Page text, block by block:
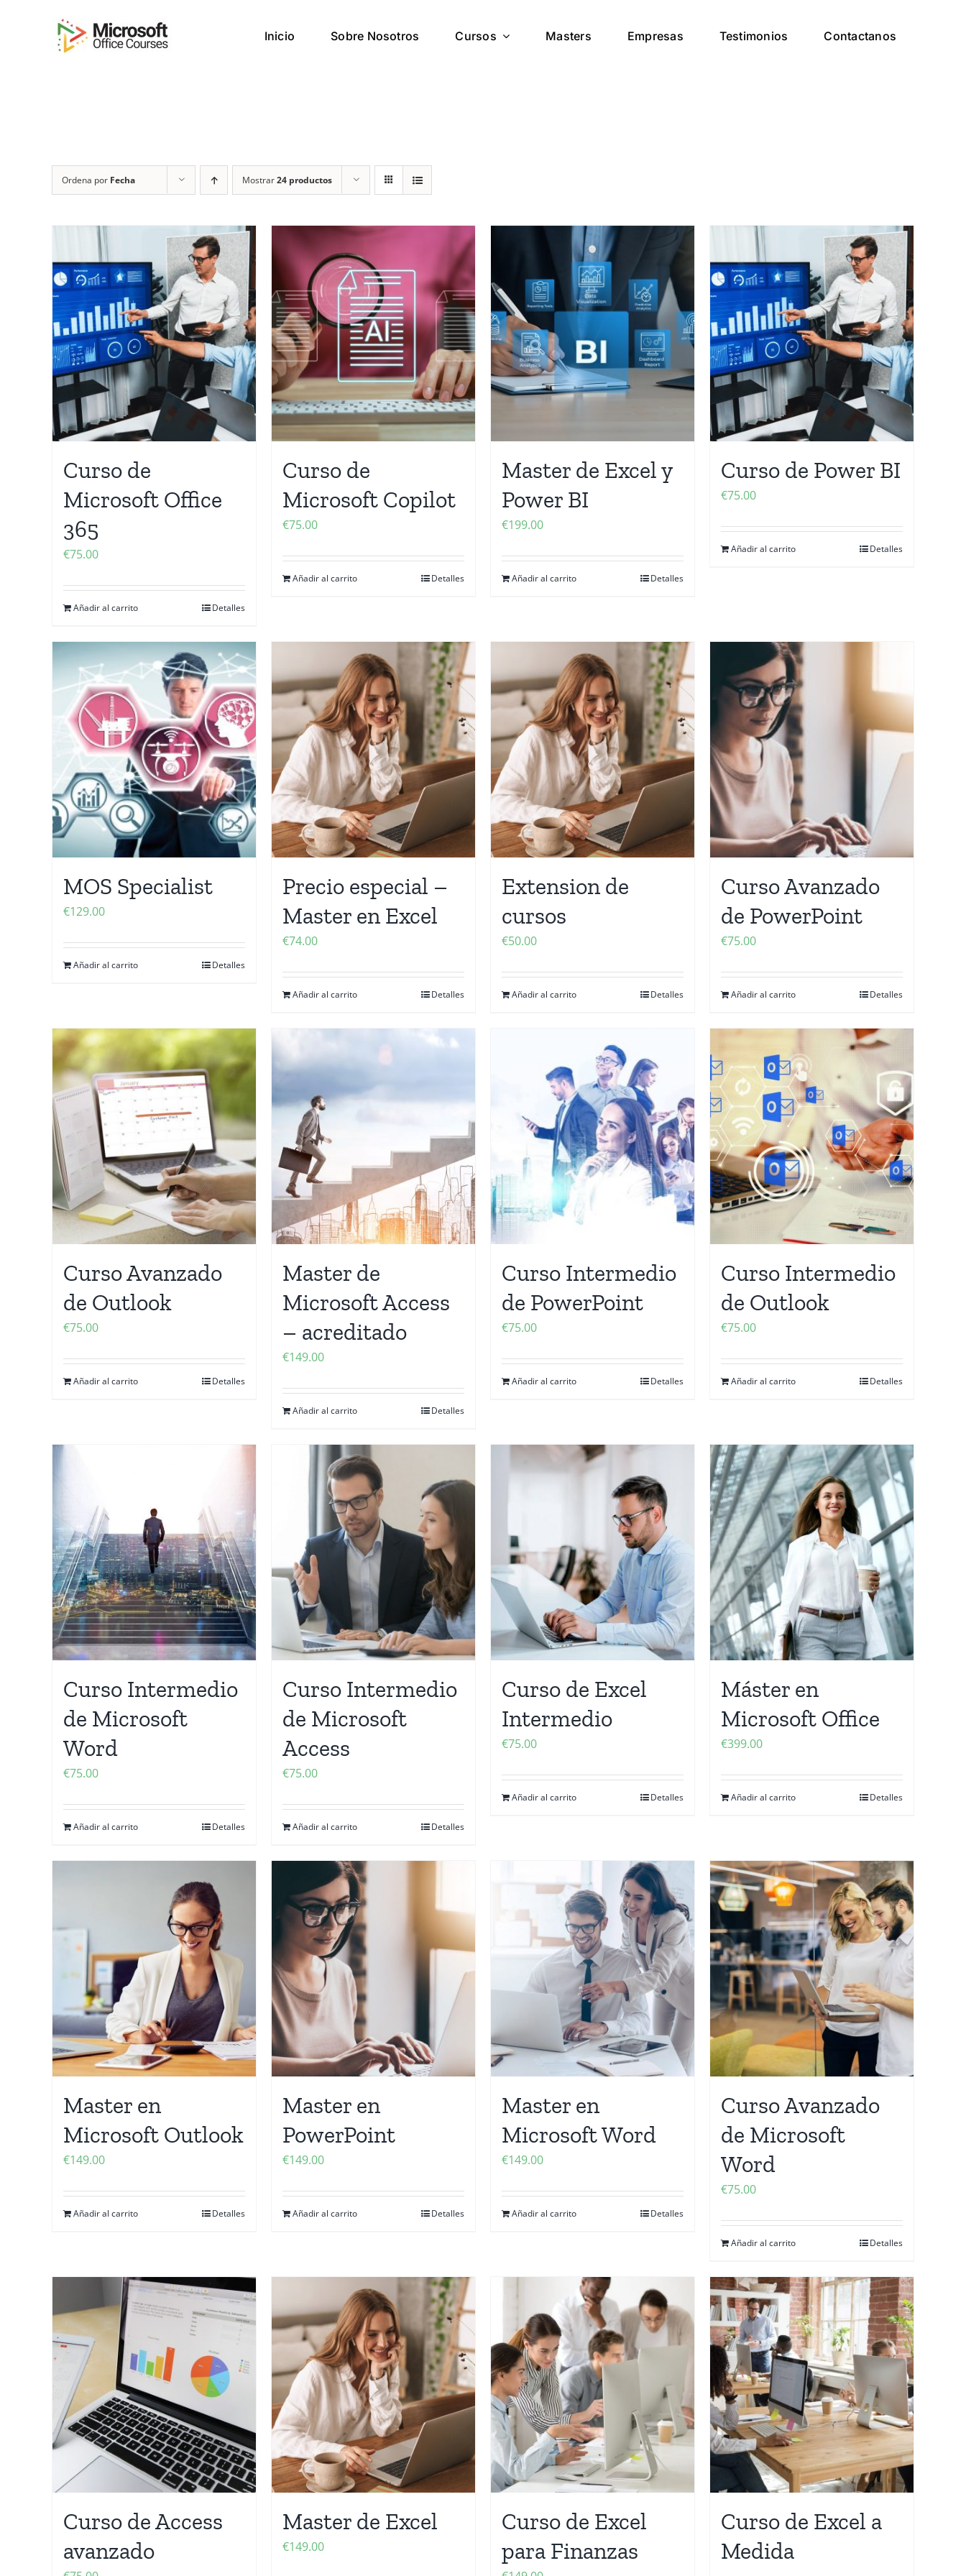
Inicio Sobre Nosotros Cursos Masters Empresas Testimonios Contactanos
Ordena por Fecha Mostrar24 productos
Curso de
Microsoft Office
365
€75.00
Añadir al carrito Detalles
Curso de
Microsoft Copilot
€75.00
Añadir al carrito Detalles
Master de Excel y
Power BI
€199.00
Añadir al carrito Detalles
Curso de Power BI
€75.00
Añadir al carrito Detalles
MOS Specialist
€129.00
Añadir al carrito Detalles
Precio especial –
Master en Excel
€74.00
Añadir al carrito Detalles
Extension de
cursos
€50.00
Añadir al carrito Detalles
Curso Avanzado
de PowerPoint
€75.00
Añadir al carrito Detalles
Curso Avanzado
de Outlook
€75.00
Añadir al carrito Detalles
Master de
Microsoft Access
– acreditado
€149.00
Añadir al carrito Detalles
Curso Intermedio
de PowerPoint
€75.00
Añadir al carrito Detalles
Curso Intermedio
de Outlook
€75.00
Añadir al carrito Detalles
Curso Intermedio
de Microsoft
Word
€75.00
Añadir al carrito Detalles
Curso Intermedio
de Microsoft
Access
€75.00
Añadir al carrito Detalles
Curso de Excel
Intermedio
€75.00
Añadir al carrito Detalles
Máster en
Microsoft Office
€399.00
Añadir al carrito Detalles
Master en
Microsoft Outlook
€149.00
Añadir al carrito Detalles
Master en
PowerPoint
€149.00
Añadir al carrito Detalles
Master en
Microsoft Word
€149.00
Añadir al carrito Detalles
Curso Avanzado
de Microsoft
Word
€75.00
Añadir al carrito Detalles
Curso de Access
avanzado
Master de Excel
€149.00
Curso de Excel
para Finanzas
Curso de Excel a
Medida